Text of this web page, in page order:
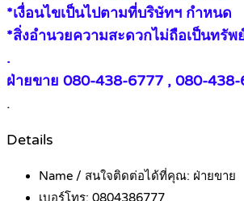
*เงื่อนไขเป็นไปตามที่บริษัทฯ กำหนด
*สิ่งอำนวยความสะดวกไม่ถือเป็นทรั
.
ฝ่ายขาย 080-438-6777 , 080-438-
.
Details
Name / สนใจติดต่อได้ที่คุณ: ฝ่ายขาย
เบอร์โทร: 0804386777